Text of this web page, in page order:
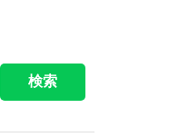
検索